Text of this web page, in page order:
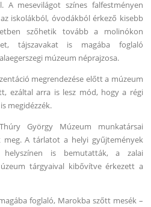
A mesevilágot színes falfestményen
iskolákból, óvodákból érkező kisebb
szőhetik tovább a molinókon
tájszavakat is magába foglaló
múzeum néprajzosa.
megrendezése előtt a múzeum
ezáltal arra is lesz mód, hogy a régi
megidézzék.
György Múzeum munkatársai
A tárlatot a helyi gyűjtemények
helyszínen is bemutatták, a zalai
tárgyaival kibővítve érkezett a
foglaló, Marokba szőtt mesék –